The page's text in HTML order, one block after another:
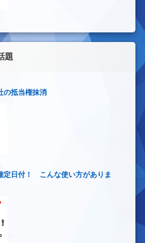
題
の抵当権抹消
定日付！ こんな使い方がありま